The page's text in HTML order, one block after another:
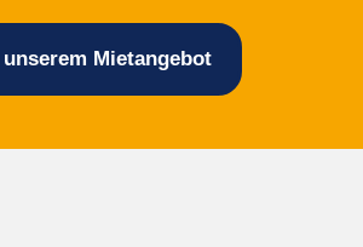
unserem Mietangebot